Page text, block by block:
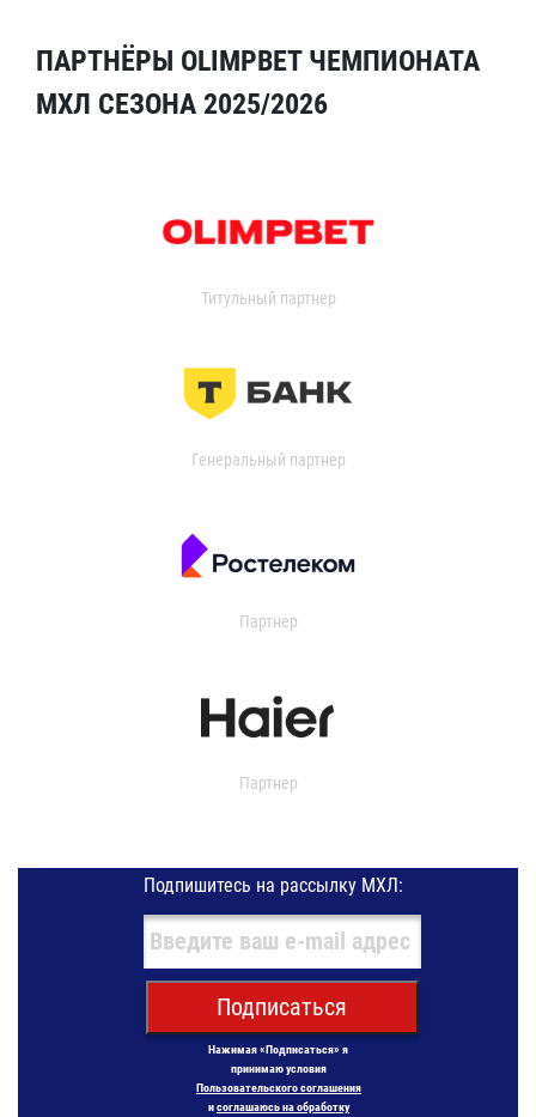
ПАРТНЁРЫ OLIMPBET ЧЕМПИОНАТА
МХЛ СЕЗОНА 2025/2026
Титульный партнер
Генеральный партнер
Партнер
Партнер
Подпишитесь на рассылку МХЛ:
Подписаться
Нажимая «Подписаться» я
принимаю условия
Пользовательского соглашения
исоглашаюсь на обработку